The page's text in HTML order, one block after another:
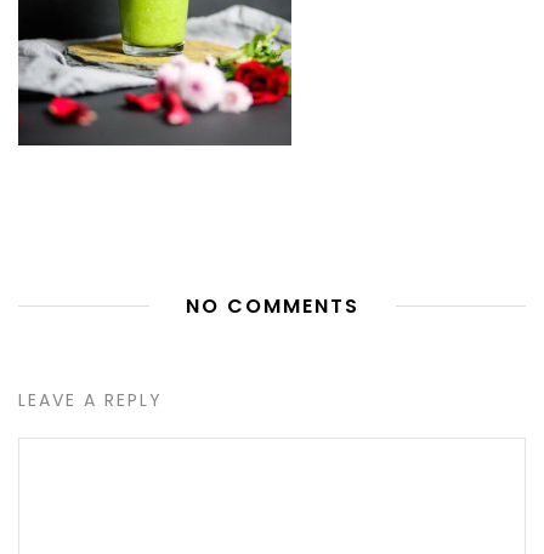
NO COMMENTS
LEAVE A REPLY